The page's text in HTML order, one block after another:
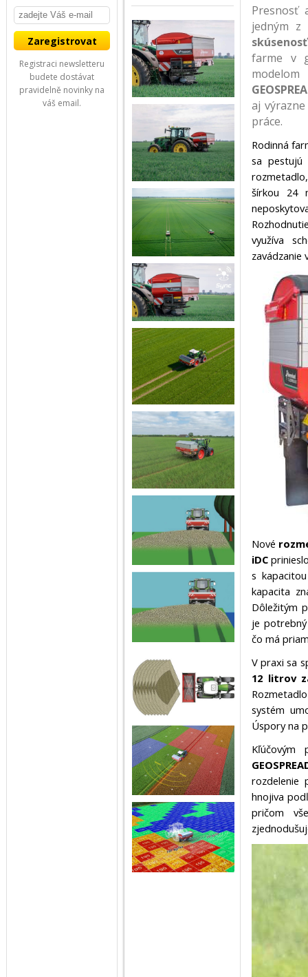
Presnosť
jedným z
farme v
aj
práce.
Rodinná
sa pestujú
šírkou 24
využíva
zavádzanie
Nové
iDC
s
kapacita
Dôležitým
je
čo má
V praxi sa
12 litrov
systém
Úspory na
Kľúčovým
rozdelenie
hnojiva
pričom
Registraci newsletteru
budete dostávat
pravidelně novinky na
váš email.